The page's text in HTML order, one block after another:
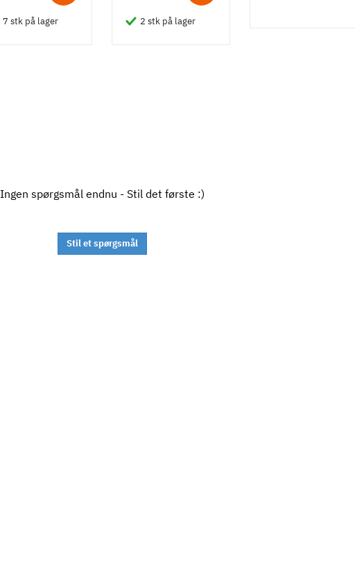
7 stk på lager 2 stk på lager
Ingen spørgsmål endnu - Stil det første :)
Stil et spørgsmål